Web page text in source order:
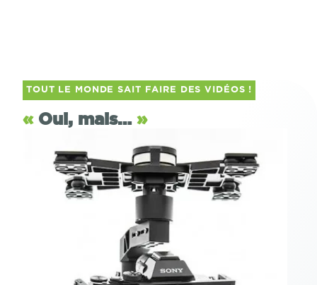
TOUT LE MONDE SAIT FAIRE DES VIDÉOS !
«Oui, mais… »